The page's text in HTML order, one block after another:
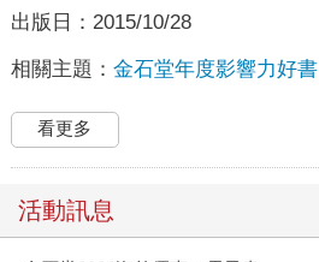
出版日： 2015/10/28
相關主題： 金石堂年度影響力好書
看更多
活動訊息